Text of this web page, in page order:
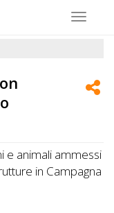
Toggle
e animali ammessi
in Campagna
o in
animali in